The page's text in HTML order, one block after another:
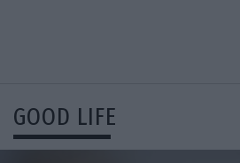
GOOD LIFE